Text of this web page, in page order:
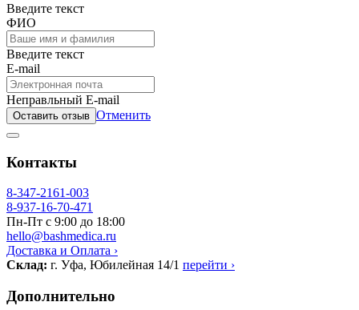
Введите текст
ФИО
Введите текст
E-mail
Неправльный E-mail
Оставить отзыв Отменить
Контакты
8-347-2161-003
8-937-16-70-471
Пн-Пт с 9:00 до 18:00
hello@bashmedica.ru
Доставка и Оплата ›
Склад: г. Уфа, Юбилейная 14/1 перейти ›
Дополнительно